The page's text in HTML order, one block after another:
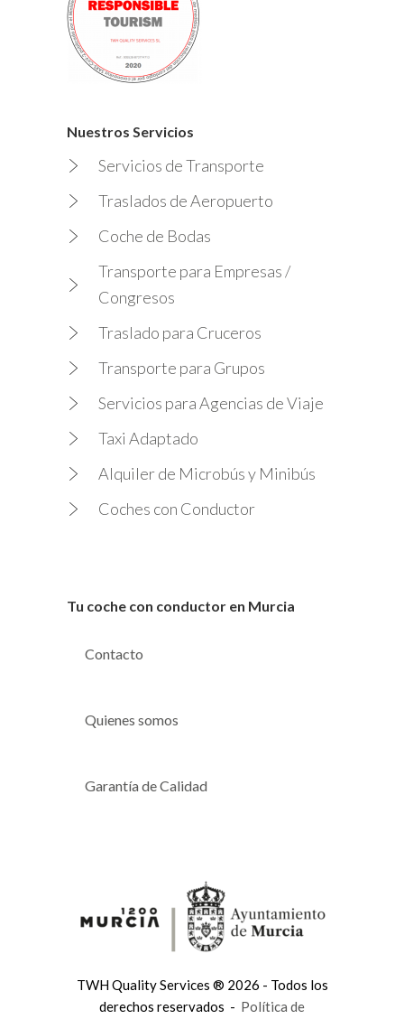
Nuestros Servicios
Servicios de Transporte
Traslados de Aeropuerto
Coche de Bodas
Transporte para Empresas /
Congresos
Traslado para Cruceros
Transporte para Grupos
Servicios para Agencias de Viaje
Taxi Adaptado
Alquiler de Microbús y Minibús
Coches con Conductor
Tu coche con conductor en Murcia
Contacto
Quienes somos
Garantía de Calidad
TWH Quality Services ® 2026 - Todos los
derechos reservados - Política de